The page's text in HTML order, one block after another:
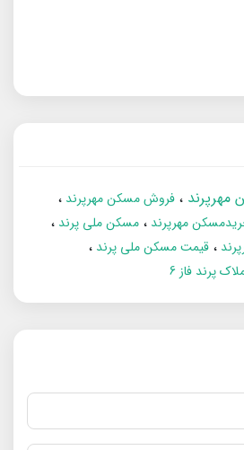
فروش مسکن مهرپرند
مهرپرند
مسکن ملی پرند
قیمت مسکن ملی پرند
پرند فاز 6